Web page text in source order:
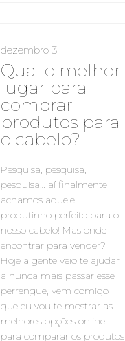
dezembro 3
Qual o melhor
lugar para
comprar
produtos para
o cabelo?
Pesquisa, pesquisa,
pesquisa… aí finalmente
achamos aquele
produtinho perfeito para o
nosso cabelo! Mas onde
encontrar para vender?
Hoje a gente veio te ajudar
a nunca mais passar esse
perrengue, vem comigo
que eu vou te mostrar as
melhores opções online
para comparar os produtos